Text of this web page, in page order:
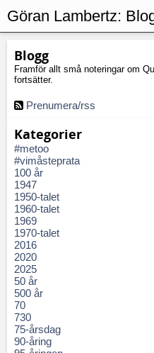
Blogg
Framför allt små noteringar om
fortsätter.
Prenumera/rss
Kategorier
#metoo
#vimåsteprata
100 år
1947
1950-talet
1960-talet
1969
1970-talet
2016
2020
2025
50 år
500 år
70
730
75-årsdag
90-åring
Göran Lambertz: